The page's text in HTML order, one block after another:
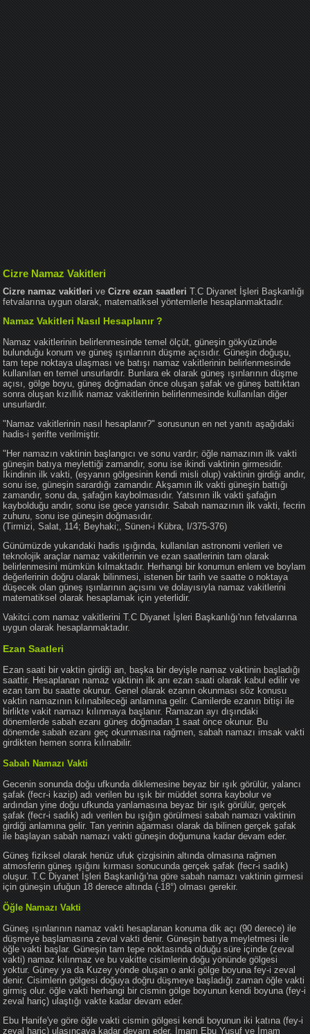
Cizre Namaz Vakitleri
Cizre namaz vakitleri veCizre ezan saatleri T.C Diyanet İşleri Başkanlığı
fetvalarına uygun olarak, matematiksel yöntemlerle hesaplanmaktadır.
Namaz Vakitleri Nasıl Hesaplanır ?
Namaz vakitlerinin belirlenmesinde temel ölçüt, güneşin gökyüzünde
bulunduğu konum ve güneş ışınlarının düşme açısıdır. Güneşin doğuşu,
tam tepe noktaya ulaşması ve batışı namaz vakitlerinin belirlenmesinde
kullanılan en temel unsurlardır. Bunlara ek olarak güneş ışınlarının düşme
açısı, gölge boyu, güneş doğmadan önce oluşan şafak ve güneş battıktan
sonra oluşan kızıllık namaz vakitlerinin belirlenmesinde kullanılan diğer
unsurlardır.
"Namaz vakitlerinin nasıl hesaplanır?" sorusunun en net yanıtı aşağıdaki
hadis-i şerifte verilmiştir.
"Her namazın vaktinin başlangıcı ve sonu vardır; öğle namazının ilk vakti
güneşin batıya meylettiği zamandır, sonu ise ikindi vaktinin girmesidir.
İkindinin ilk vakti, (eşyanın gölgesinin kendi misli olup) vaktinin girdiği andır,
sonu ise, güneşin sarardığı zamandır. Akşamın ilk vakti güneşin battığı
zamandır, sonu da, şafağın kaybolmasıdır. Yatsının ilk vakti şafağın
kaybolduğu andır, sonu ise gece yarısıdır. Sabah namazının ilk vakti, fecrin
zuhuru, sonu ise güneşin doğmasıdır.
(Tirmizi, Salat, 114; Beyhaki;, Sünen-i Kübra, I/375-376)
Günümüzde yukarıdaki hadis ışığında, kullanılan astronomi verileri ve
teknolojik araçlar namaz vakitlerinin ve ezan saatlerinin tam olarak
belirlenmesini mümkün kılmaktadır. Herhangi bir konumun enlem ve boylam
değerlerinin doğru olarak bilinmesi, istenen bir tarih ve saatte o noktaya
düşecek olan güneş ışınlarının açısını ve dolayısıyla namaz vakitlerini
matematiksel olarak hesaplamak için yeterlidir.
Vakitci.com namaz vakitlerini T.C Diyanet İşleri Başkanlığı'nın fetvalarına
uygun olarak hesaplanmaktadır.
Ezan Saatleri
Ezan saati bir vaktin girdiği an, başka bir deyişle namaz vaktinin başladığı
saattir. Hesaplanan namaz vaktinin ilk anı ezan saati olarak kabul edilir ve
ezan tam bu saatte okunur. Genel olarak ezanın okunması söz konusu
vaktin namazının kılınabileceği anlamına gelir. Camilerde ezanın bitişi ile
birlikte vakit namazı kılınmaya başlanır. Ramazan ayı dışındaki
dönemlerde sabah ezanı güneş doğmadan 1 saat önce okunur. Bu
dönemde sabah ezanı geç okunmasına rağmen, sabah namazı imsak vakti
girdikten hemen sonra kılınabilir.
Sabah Namazı Vakti
Gecenin sonunda doğu ufkunda diklemesine beyaz bir ışık görülür, yalancı
şafak (fecr-i kazip) adı verilen bu ışık bir müddet sonra kaybolur ve
ardından yine doğu ufkunda yanlamasına beyaz bir ışık görülür, gerçek
şafak (fecr-i sadık) adı verilen bu ışığın görülmesi sabah namazı vaktinin
girdiği anlamına gelir. Tan yerinin ağarması olarak da bilinen gerçek şafak
ile başlayan sabah namazı vakti güneşin doğumuna kadar devam eder.
Güneş fiziksel olarak henüz ufuk çizgisinin altında olmasına rağmen
atmosferin güneş ışığını kırması sonucunda gerçek şafak (fecr-i sadık)
oluşur. T.C Diyanet İşleri Başkanlığı'na göre sabah namazı vaktinin girmesi
için güneşin ufuğun 18 derece altında (-18°) olması gerekir.
Öğle Namazı Vakti
Güneş ışınlarının namaz vakti hesaplanan konuma dik açı (90 derece) ile
düşmeye başlamasına zeval vakti denir. Güneşin batıya meyletmesi ile
öğle vakti başlar. Güneşin tam tepe noktasında olduğu süre içinde (zeval
vakti) namaz kılınmaz ve bu vakitte cisimlerin doğu yönünde gölgesi
yoktur. Güney ya da Kuzey yönde oluşan o anki gölge boyuna fey-i zeval
denir. Cisimlerin gölgesi doğuya doğru düşmeye başladığı zaman öğle vakti
girmiş olur. öğle vakti herhangi bir cismin gölge boyunun kendi boyuna (fey-i
zeval hariç) ulaştığı vakte kadar devam eder.
Ebu Hanife'ye göre öğle vakti cismin gölgesi kendi boyunun iki katına (fey-i
zeval hariç) ulaşıncaya kadar devam eder. İmam Ebu Yusuf ve İmam